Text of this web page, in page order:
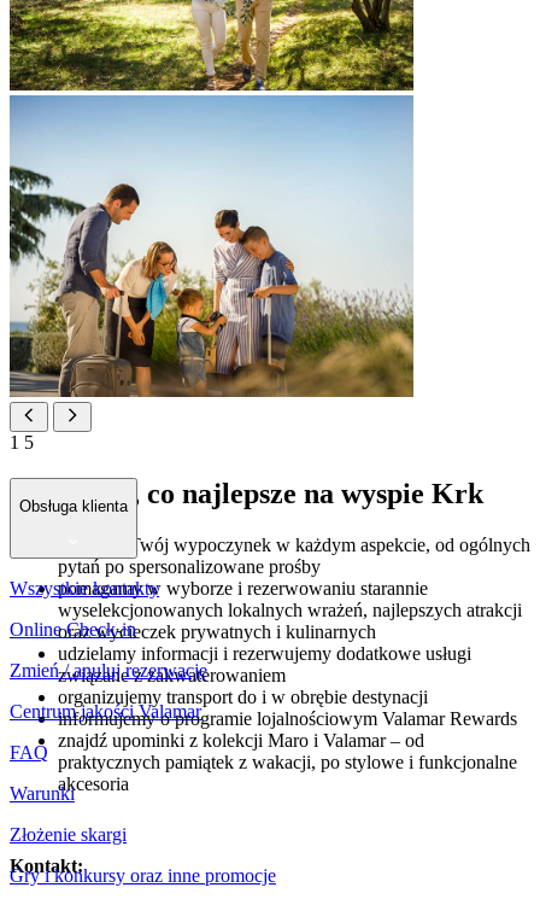
1 5
Odkryj to, co najlepsze na wyspie Krk
dbamy o Twój wypoczynek w każdym aspekcie, od ogólnych
pytań po spersonalizowane prośby
pomagamy w wyborze i rezerwowaniu starannie
wyselekcjonowanych lokalnych wrażeń, najlepszych atrakcji
oraz wycieczek prywatnych i kulinarnych
udzielamy informacji i rezerwujemy dodatkowe usługi
związane z zakwaterowaniem
organizujemy transport do i w obrębie destynacji
informujemy o programie lojalnościowym Valamar Rewards
znajdź upominki z kolekcji Maro i Valamar – od
praktycznych pamiątek z wakacji, po stylowe i funkcjonalne
akcesoria
Kontakt:
Obsługa klienta
Wszystkie kontakty
Online Check-in
Zmień / anuluj rezerwację
Centrum jakości Valamar
FAQ
Warunki
Złożenie skargi
Gry i konkursy oraz inne promocje